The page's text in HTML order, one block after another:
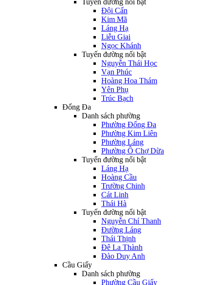
Tuyến đường nổi bật
Đội Cấn
Kim Mã
Láng Hạ
Liễu Giai
Ngọc Khánh
Tuyến đường nổi bật
Nguyễn Thái Học
Vạn Phúc
Hoàng Hoa Thám
Yên Phụ
Trúc Bạch
Đống Đa
Danh sách phường
Phường Đống Đa
Phường Kim Liên
Phường Láng
Phường Ô Chợ Dừa
Tuyến đường nổi bật
Láng Hạ
Hoàng Cầu
Trường Chinh
Cát Linh
Thái Hà
Tuyến đường nổi bật
Nguyễn Chí Thanh
Đường Láng
Thái Thịnh
Đê La Thành
Đào Duy Anh
Cầu Giấy
Danh sách phường
Phường Cầu Giấy